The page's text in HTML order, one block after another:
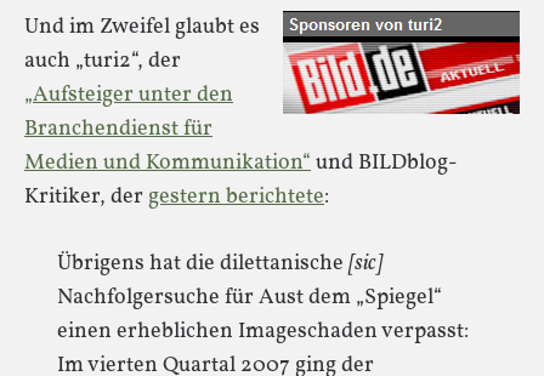
Und im Zweifel glaubt es
auch „turi2“, der
„Aufsteiger unter den
Branchendienst für
Medien und Kommunikation“und BILDblog-
Kritiker, der gestern berichtete:
Übrigens hat die dilettanische [sic]
Nachfolgersuche für Aust dem „Spiegel“
einen erheblichen Imageschaden verpasst:
Im vierten Quartal 2007 ging der